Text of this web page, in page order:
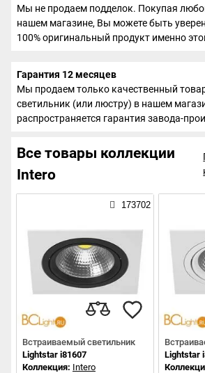
Мы не продаем подделок. Покупая
нашем магазине, Вы можете быть
100% оригинальный продукт именно
Гарантия 12 месяцев
Мы продаем только качественный
светильник (или люстру) в нашем
распространяется гарантия завода-
Все товары коллекции
Intero
173702
Встраиваемый светильник
Lightstar i81607
Коллекция: Intero
Lightstar